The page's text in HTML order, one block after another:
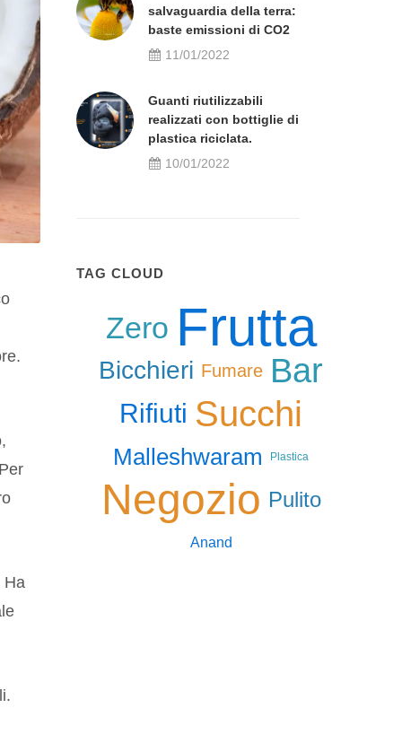
Ha
salvaguardia della terra:
baste emissioni di CO2
11/01/2022
Guanti riutilizzabili
realizzati con bottiglie di
plastica riciclata.
10/01/2022
TAG CLOUD
Zero Frutta
Bicchieri Fumare Bar
Rifiuti Succhi
Malleshwaram Plastica
Negozio Pulito
Anand